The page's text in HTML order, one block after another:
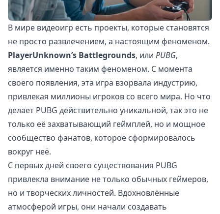
В мире видеоигр есть проекты, которые становятся
не просто развлечением, а настоящим феноменом.
PlayerUnknown’s Battlegrounds, или PUBG,
является именно таким феноменом. С момента
своего появления, эта игра взорвала индустрию,
привлекая миллионы игроков со всего мира. Но что
делает PUBG действительно уникальной, так это не
только её захватывающий геймплей, но и мощное
сообщество фанатов, которое сформировалось
вокруг неё.
С первых дней своего существования PUBG
привлекла внимание не только обычных геймеров,
но и творческих личностей. Вдохновлённые
атмосферой игры, они начали создавать